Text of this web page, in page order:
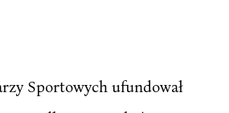
Sportowych ufundował